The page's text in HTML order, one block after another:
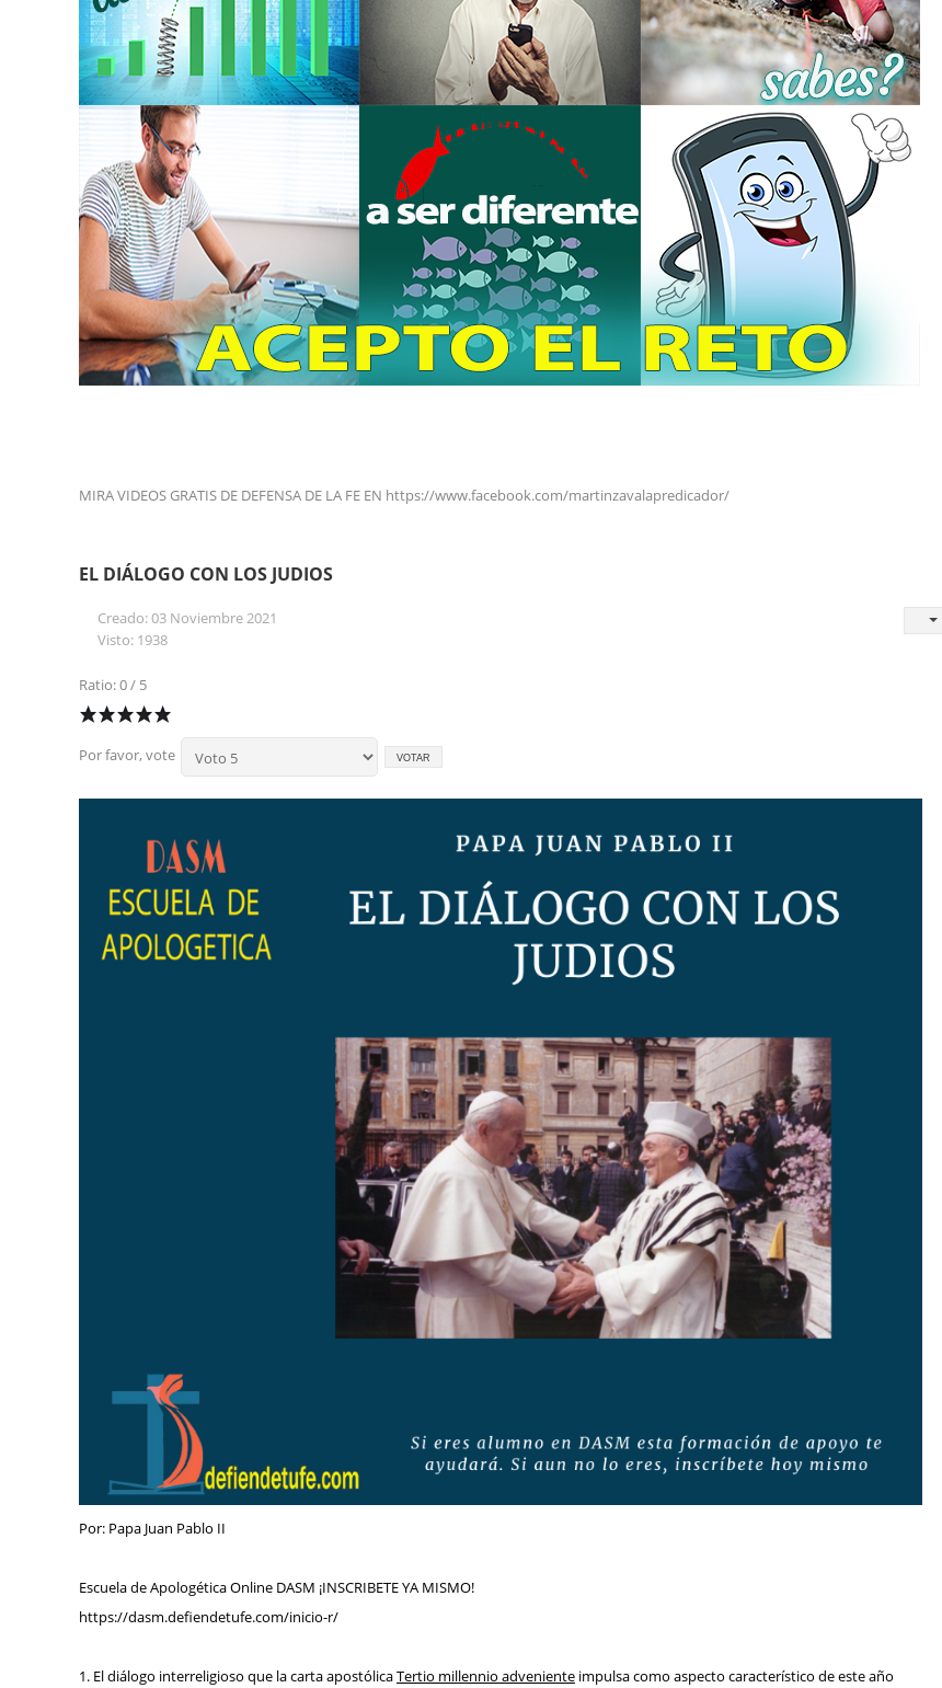
MIRA VIDEOS GRATIS DE DEFENSA DE LA FE EN https://www.facebook.com/martinzavalapredicador/
EL DIÁLOGO CON LOS JUDIOS
Creado: 03 Noviembre 2021
Visto: 1938
Ratio: 0 / 5
Por favor, vote
Por: Papa Juan Pablo II
Escuela de Apologética Online DASM ¡INSCRIBETE YA MISMO!
https://dasm.defiendetufe.com/inicio-r/
1. El diálogo interreligioso que la carta apostólicaTertio millennio adveniente impulsa como aspecto característico de este año